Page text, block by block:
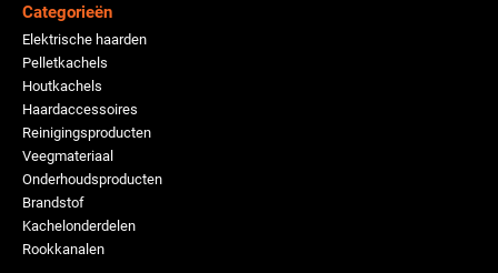
Categorieën
Elektrische haarden
Pelletkachels
Houtkachels
Haardaccessoires
Reinigingsproducten
Veegmateriaal
Onderhoudsproducten
Brandstof
Kachelonderdelen
Rookkanalen